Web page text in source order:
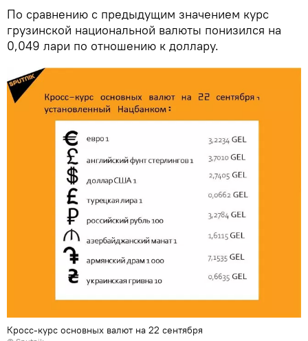
По сравнению с предыдущим значением курс
грузинской национальной валюты понизился на
0,049 лари по отношению к доллару.
Кросс-курс основных валют на 22 сентября